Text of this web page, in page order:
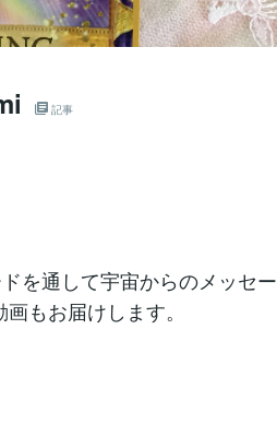
記事
を通して宇宙からのメッセー
もお届けします。